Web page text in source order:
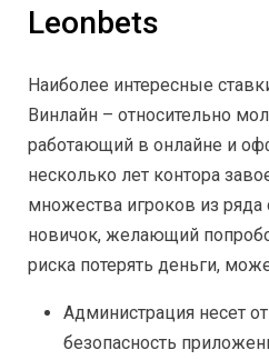
Leonbets
Наиболее интересные
Винлайн – относительно
работающий в онлайне и
несколько лет контора
множества игроков из
новичок, желающий
риска потерять деньги,
Администрация несет
безопасность